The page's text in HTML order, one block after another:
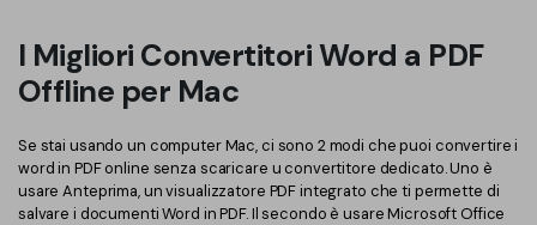
I Migliori Convertitori Word a PDF
Offline per Mac
Se stai usando un computer Mac, ci sono 2 modi che puoi convertire i
word in PDF online senza scaricare u convertitore dedicato. Uno è
usare Anteprima, un visualizzatore PDF integrato che ti permette di
salvare i documenti Word in PDF. Il secondo è usare Microsoft Office